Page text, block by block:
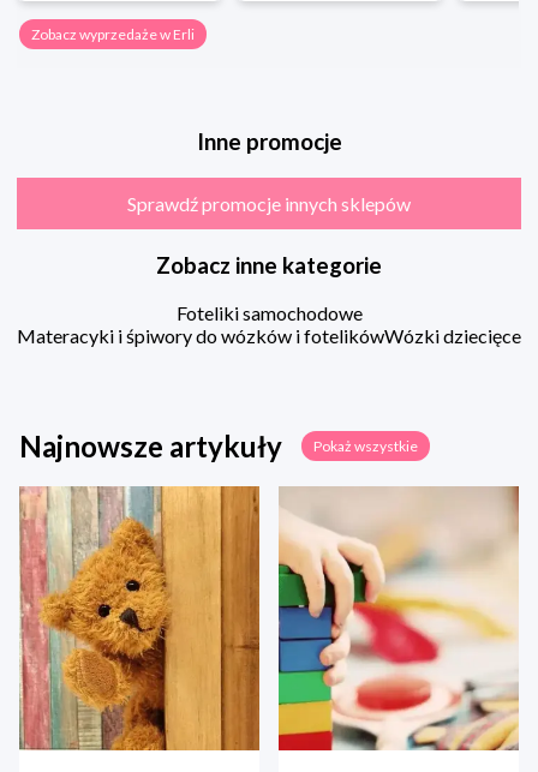
Zobacz wyprzedaże w Erli
Inne promocje
Sprawdź promocje innych sklepów
Zobacz inne kategorie
Foteliki samochodowe
Materacyki i śpiwory do wózków i fotelikówWózki dziecięce
Najnowsze artykuły Pokaż wszystkie